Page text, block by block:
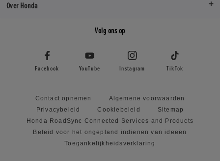
Over Honda
Volg ons op
Facebook YouTube Instagram TikTok
Contact opnemen
Algemene voorwaarden
Privacybeleid
Cookiebeleid
Sitemap
Honda RoadSync Connected Services and Products
Beleid voor het ongepland indienen van ideeën
Toegankelijkheidsverklaring